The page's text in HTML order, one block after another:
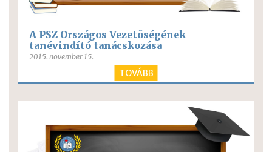
A PSZ Országos Vezetõségének
tanévindító tanácskozása
2015. november 15.
TOVÁBB